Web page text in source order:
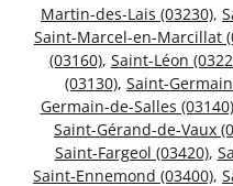
Martin-des-Lais (03230),
Saint-Marcel-en-Marcillat
(03160), Saint-Léon
(03130), Saint-
Germain-de-Salles (03140)
Saint-Gérand-de-Vaux
Saint-Fargeol (03420),
Saint-Ennemond (03400),